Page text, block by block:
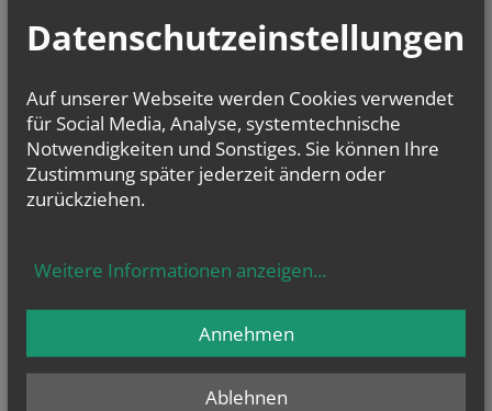
Datenschutzeinstellungen
Auf unserer Webseite werden Cookies verwendet
für Social Media, Analyse, systemtechnische
Notwendigkeiten und Sonstiges. Sie können Ihre
Zustimmung später jederzeit ändern oder
zurückziehen.
Weitere Informationen anzeigen...
Ablehnen
Annehmen